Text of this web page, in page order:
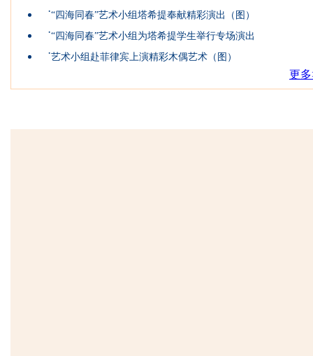
·“四海同春”艺术小组塔希提奉献精彩演出（图）
·“四海同春”艺术小组为塔希提学生举行专场演出
·艺术小组赴菲律宾上演精彩木偶艺术（图）
更